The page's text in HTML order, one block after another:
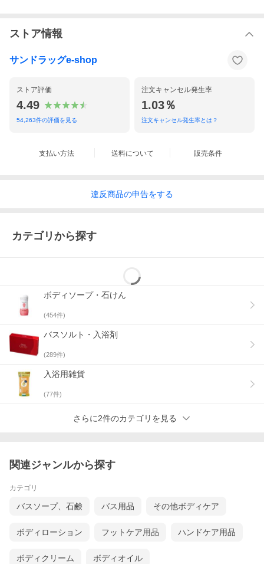
ストア情報
サンドラッグe-shop
ストア評価
4.49
54,263件の評価を見る
注文キャンセル発生率
1.03％
注文キャンセル発生率とは？
支払い方法 送料について 販売条件
違反商品の申告をする
カテゴリから探す
ボディソープ・石けん
(454件)
バスソルト・入浴剤
(289件)
入浴用雑貨
(77件)
さらに2件のカテゴリを見る
関連ジャンルから探す
カテゴリ
バスソープ、石鹸 バス用品 その他ボディケア
ボディローション フットケア用品 ハンドケア用品
ボディクリーム ボディオイル